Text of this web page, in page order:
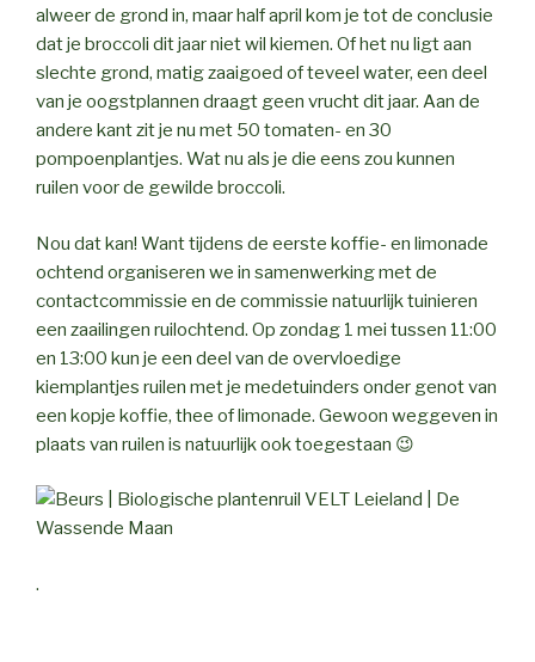
alweer de grond in, maar half april kom je tot de conclusie
dat je broccoli dit jaar niet wil kiemen. Of het nu ligt aan
slechte grond, matig zaaigoed of teveel water, een deel
van je oogstplannen draagt geen vrucht dit jaar. Aan de
andere kant zit je nu met 50 tomaten- en 30
pompoenplantjes. Wat nu als je die eens zou kunnen
ruilen voor de gewilde broccoli.
Nou dat kan! Want tijdens de eerste koffie- en limonade
ochtend organiseren we in samenwerking met de
contactcommissie en de commissie natuurlijk tuinieren
een zaailingen ruilochtend. Op zondag 1 mei tussen 11:00
en 13:00 kun je een deel van de overvloedige
kiemplantjes ruilen met je medetuinders onder genot van
een kopje koffie, thee of limonade. Gewoon weggeven in
plaats van ruilen is natuurlijk ook toegestaan 😉
.